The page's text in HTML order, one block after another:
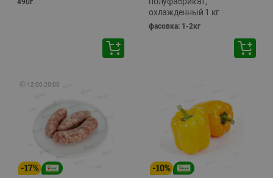
490г
охлажденный 1 кг
фасовка: 1-2кг
🕘 12:00-20:00
-17% -10%